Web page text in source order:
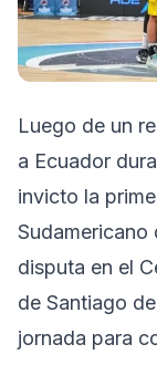
Luego de un
a Ecuador
invicto la
Sudamericano
disputa en el
de Santiago
jornada para